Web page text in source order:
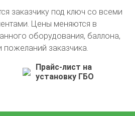
заказчику под ключ со всеми
Цены меняются в
оборудования, баллона,
пожеланий заказчика.
Прайс-лист на
установку ГБО